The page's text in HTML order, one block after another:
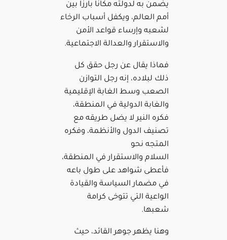
يضمن به لدولته مكانا بارزا بين
أمم العالم، ويكفل أسباب الرخاء
لشعبه وإرساء قواعد الأمن
والاستقرار والعدالة الاجتماعية.
فماذا يقال عن رجل حقق كل
ذلك لبلاده، إنه رجل التوازن
الصعب وسط الغابة الإقليمية
والغابة الدولية في المنطقة،
فكره النير لا يضل طريقه مع
تصنيف الدول والأنظمة، وفكره
المتجه نحو
السلام والاستقرار في المنطقة،
فأعطى شواهد على طول باعه
في مضمار السياسة والقيادة
الواعية التي تتوخى كرامة
شعبها.
وهنا يظهر جوهر القائد، حيث